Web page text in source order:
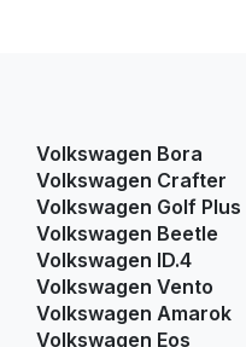
Volkswagen Bora
Volkswagen Crafter
Volkswagen Golf Plus
Volkswagen Beetle
Volkswagen ID.4
Volkswagen Vento
Volkswagen Amarok
Volkswagen Eos